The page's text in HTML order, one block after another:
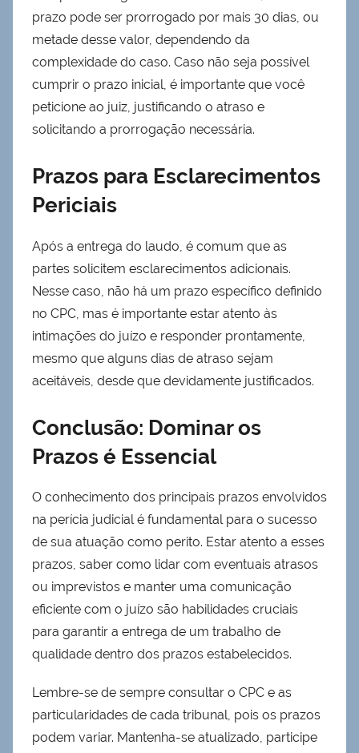
prazo pode ser prorrogado por mais 30 dias, ou
metade desse valor, dependendo da
complexidade do caso. Caso não seja possível
cumprir o prazo inicial, é importante que você
peticione ao juiz, justificando o atraso e
solicitando a prorrogação necessária.
Prazos para Esclarecimentos
Periciais
Após a entrega do laudo, é comum que as
partes solicitem esclarecimentos adicionais.
Nesse caso, não há um prazo específico definido
no CPC, mas é importante estar atento às
intimações do juízo e responder prontamente,
mesmo que alguns dias de atraso sejam
aceitáveis, desde que devidamente justificados.
Conclusão: Dominar os
Prazos é Essencial
O conhecimento dos principais prazos envolvidos
na perícia judicial é fundamental para o sucesso
de sua atuação como perito. Estar atento a esses
prazos, saber como lidar com eventuais atrasos
ou imprevistos e manter uma comunicação
eficiente com o juízo são habilidades cruciais
para garantir a entrega de um trabalho de
qualidade dentro dos prazos estabelecidos.
Lembre-se de sempre consultar o CPC e as
particularidades de cada tribunal, pois os prazos
podem variar. Mantenha-se atualizado, participe